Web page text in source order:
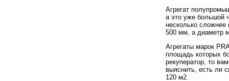
Агрегат
а это уже большой
несколько сложнее
500 мм, а диаметр
Агрегаты марок
площадь которых
рекуператор, то
выяснить, есть ли
120 м2.